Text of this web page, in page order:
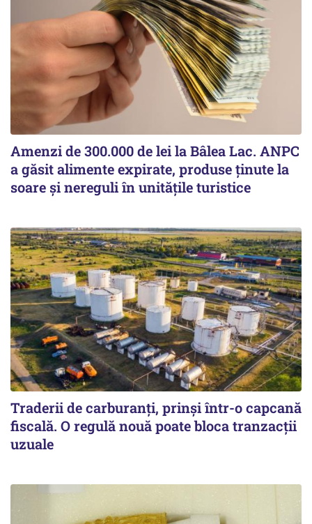
Amenzi de 300.000 de lei la Bâlea Lac. ANPC
a găsit alimente expirate, produse ținute la
soare și nereguli în unitățile turistice
Traderii de carburanți, prinși într-o capcană
fiscală. O regulă nouă poate bloca tranzacții
uzuale